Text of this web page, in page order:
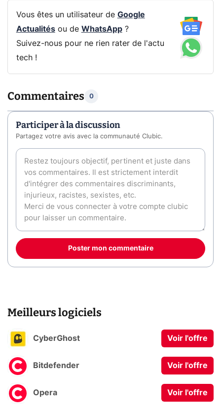
Vous êtes un utilisateur de Google
Actualitésou de WhatsApp?
Suivez-nous pour ne rien rater de l'actu
tech !
Commentaires 0
Participer à la discussion
Partagez votre avis avec la communauté Clubic.
Poster mon commentaire
Meilleurs logiciels
CyberGhost Voir l'offre
Bitdefender Voir l'offre
Opera Voir l'offre